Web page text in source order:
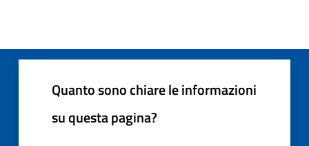
Quanto sono chiare le informazioni
su questa pagina?